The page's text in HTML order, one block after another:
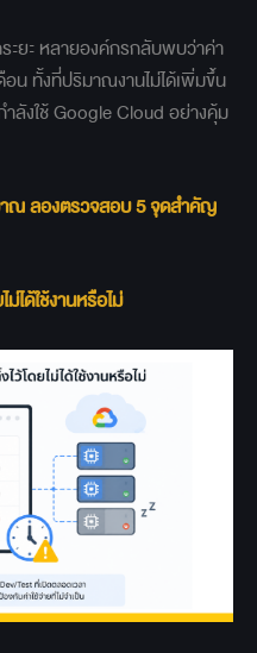
ะยะ หลายองค์กรกลับพบว่าค่า
น ทั้งที่ปริมาณงานไม่ได้เพิ่มขึ้น
งใช้ Google Cloud อย่างคุ้ม
ณ ลองตรวจสอบ 5 จุดสำคัญ
ได้ใช้งานหรือไม่